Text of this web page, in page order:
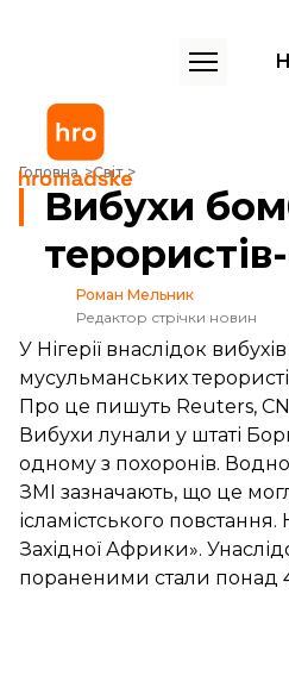
Головна Світ
Вибухи бомб у Нігерії вбили 18
Вибухи
Роман Мельник
Редактор стрічки новин
У Нігерії внаслідок
мусульманських
Про це пишуть Reuters,
Вибухи лунали у штаті
одному з похоронів.
ЗМІ зазначають, що це
ісламістського
Західної Африки».
пораненими стали понад